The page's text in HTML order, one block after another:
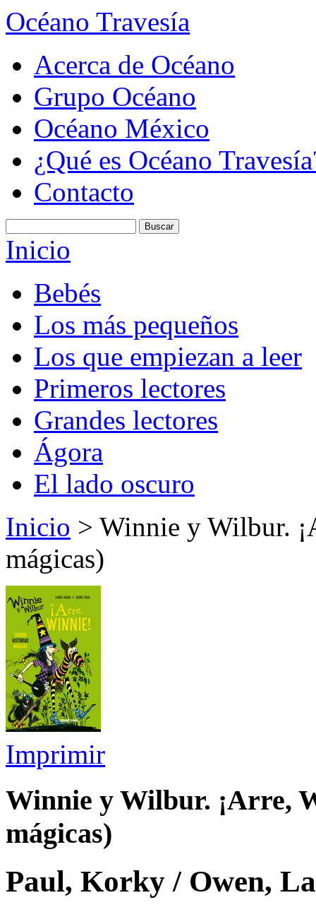
Océano Travesía
Acerca de Océano
Grupo Océano
Océano México
¿Qué es Océano
Contacto
Inicio
Bebés
Los más pequeños
Los que empiezan a leer
Primeros lectores
Grandes lectores
Ágora
El lado oscuro
Inicio > Winnie y Wilbur.
mágicas)
Imprimir
Winnie y Wilbur. ¡Arre,
mágicas)
Paul, Korky / Owen,